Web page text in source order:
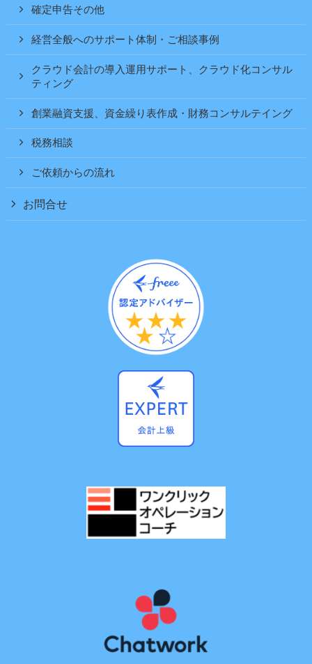
確定申告その他
経営全般へのサポート体制・ご相談事例
クラウド会計の導入運用サポート、クラウド化コンサル
ティング
創業融資支援、資金繰り表作成・財務コンサルテイング
税務相談
ご依頼からの流れ
お問合せ